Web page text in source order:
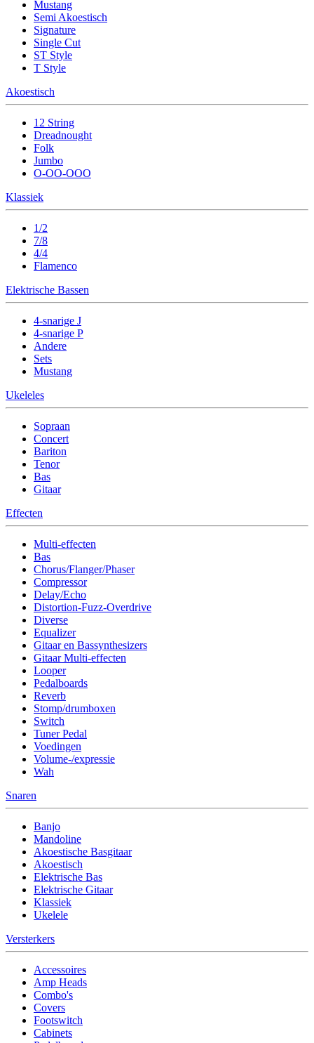
Mustang
Semi Akoestisch
Signature
Single Cut
ST Style
T Style
Akoestisch
12 String
Dreadnought
Folk
Jumbo
O-OO-OOO
Klassiek
1/2
7/8
4/4
Flamenco
Elektrische Bassen
4-snarige J
4-snarige P
Andere
Sets
Mustang
Ukeleles
Sopraan
Concert
Bariton
Tenor
Bas
Gitaar
Effecten
Multi-effecten
Bas
Chorus/Flanger/Phaser
Compressor
Delay/Echo
Distortion-Fuzz-Overdrive
Diverse
Equalizer
Gitaar en Bassynthesizers
Gitaar Multi-effecten
Looper
Pedalboards
Reverb
Stomp/drumboxen
Switch
Tuner Pedal
Voedingen
Volume-/expressie
Wah
Snaren
Banjo
Mandoline
Akoestische Basgitaar
Akoestisch
Elektrische Bas
Elektrische Gitaar
Klassiek
Ukelele
Versterkers
Accessoires
Amp Heads
Combo's
Covers
Footswitch
Cabinets